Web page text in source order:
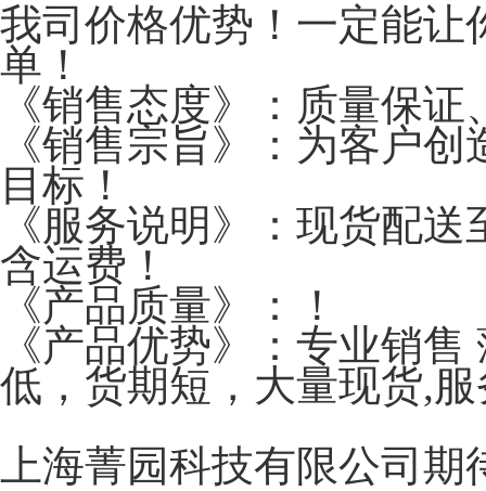
我司价格优势！一定能让
单！
《销售态度》：质量保
《销售宗旨》：为客户
目标！
《服务说明》：现货配
含运费！
《产品质量》：！
《产品优势》：专业销
低，货期短，大量现货,
上海菁园科技有限公司期